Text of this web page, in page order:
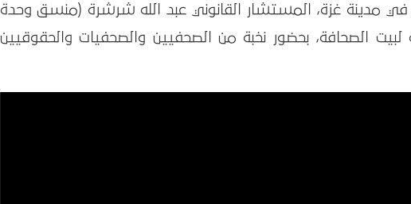
مدينة غزة، المستشار القانوني عبد الله شرشرة (منسق وحدة
لبيت الصحافة، بحضور نخبة من الصحفيين والصحفيات والحقوقيين